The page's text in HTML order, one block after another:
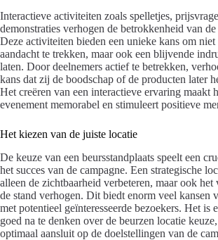
Interactieve activiteiten zoals spelletjes,
demonstraties verhogen de betrokkenheid van de
Deze activiteiten bieden een unieke kans om niet
aandacht te trekken, maar ook een blijvende
laten. Door deelnemers actief te betrekken,
kans dat zij de boodschap of de producten later
Het creëren van een interactieve ervaring maakt
evenement memorabel en stimuleert positieve
Het kiezen van de juiste locatie
De keuze van een beursstandplaats speelt een
het succes van de campagne. Een strategische
alleen de zichtbaarheid verbeteren, maar ook het
de stand verhogen. Dit biedt enorm veel kansen
met potentieel geïnteresseerde bezoekers. Het is
goed na te denken over de beurzen locatie
optimaal aansluit op de doelstellingen van de